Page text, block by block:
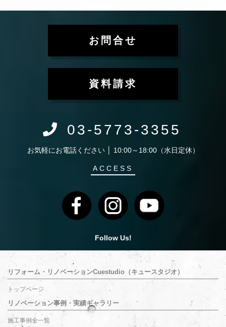
お問合せ
資料請求
03-5773-3355
お気軽にお電話ください │ 10:00～18:00（水日定休）
ACCESS
Follow Us!
リフォーム・リノベーションCuestudio（キュースタジオ）
トップページ
リノベーション事例・実績ギャラリー
施工事例全一覧